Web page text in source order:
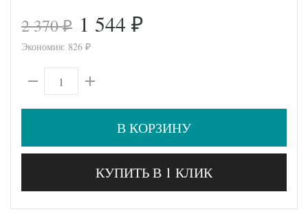
2 370₽ 1 544 ₽
Экономия: 826 ₽
В КОРЗИНУ
КУПИТЬ В 1 КЛИК